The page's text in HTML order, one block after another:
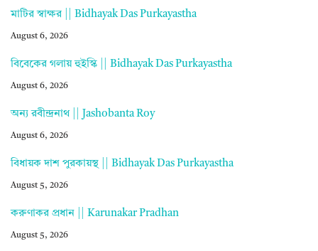
মাটির স্বাক্ষর || Bidhayak Das Purkayastha
August 6, 2026
বিবেকের গলায় হুইস্কি || Bidhayak Das Purkayastha
August 6, 2026
অন্য রবীন্দ্রনাথ || Jashobanta Roy
August 6, 2026
বিধায়ক দাশ পুরকায়স্থ || Bidhayak Das Purkayastha
August 5, 2026
করুণাকর প্রধান || Karunakar Pradhan
August 5, 2026